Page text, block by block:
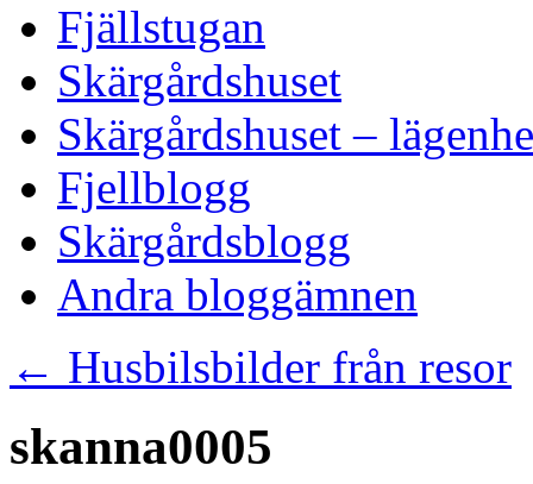
Fjällstugan
Skärgårdshuset
Skärgårdshuset –
Fjellblogg
Skärgårdsblogg
Andra bloggämnen
← Husbilsbilder från resor
skanna0005